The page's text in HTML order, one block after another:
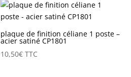
plaque de finition céliane 1 poste –
acier satiné CP1801
10,50€ TTC